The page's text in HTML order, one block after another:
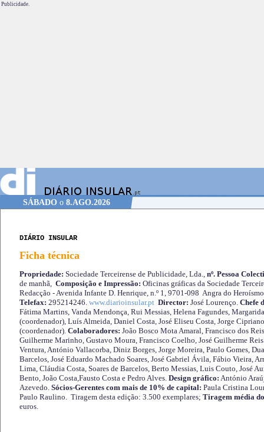
Publicidade.
SÁBADOo 8.AGO.2026
DIÁRIO INSULAR
Ficha técnica
Propriedade: Sociedade Terceirense de Publicidade, Lda., nº. Pessoa
de manhã, Composição e Impressão: Oficinas gráficas da Sociedade
Redacção - Avenida Infante D. Henrique, n.º 1, 9701-098 Angra do
Telefax: 295214246. www.diarioinsular.pt Director: José Lourenço. Chefe
Fátima Martins, Vanda Mendonça, Rui Messias, Helena Fagundes,
(coordenador), Luís Almeida, Daniel Costa, José Eliseu Costa, Jorge
(coordenador). Colaboradores: João Bosco Mota Amaral, Francisco dos
Guilherme Marinho, Gustavo Moura, Francisco Coelho, José Guilherme
Ventura, António Vallacorba, Diniz Borges, Jorge Moreira, Paulo Gomes,
Barcelos, José Eduardo Machado Soares, José Gabriel Ávila, Fábio Vieira,
Lima, Cláudia Costa, Soares de Barcelos, Berto Messias, Luis Couto, José
Bento, João Costa,Fausto Costa e Pedro Alves. Design gráfico: António
Azevedo. Sócios-Gerentes com mais de 10% de capital: Paula Cristina
Paulo Raulino. Tiragem desta edição: 3.500 exemplares; Tiragem média
euros.